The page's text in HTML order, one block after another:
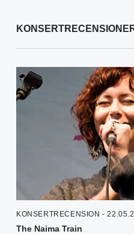
KONSERTRECENSION -
The Naima Train